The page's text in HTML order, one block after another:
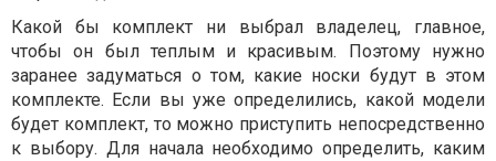
Какой бы комплект ни выбрал владелец, главное,
чтобы он был теплым и красивым. Поэтому нужно
заранее задуматься о том, какие носки будут в этом
комплекте. Если вы уже определились, какой модели
будет комплект, то можно приступить непосредственно
к выбору. Для начала необходимо определить, каким